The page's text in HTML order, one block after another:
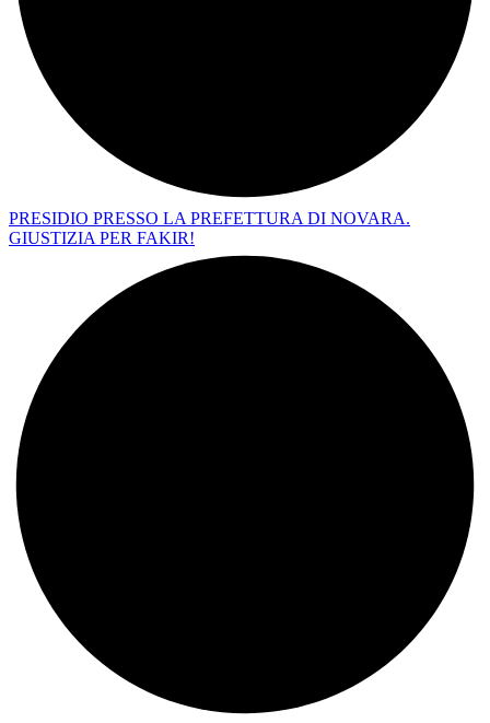
PRESIDIO PRESSO LA PREFETTURA DI NOVARA.
GIUSTIZIA PER FAKIR!